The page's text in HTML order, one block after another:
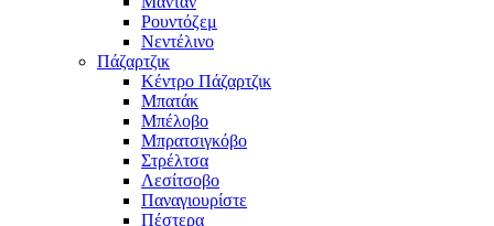
Ρουντόζεμ
Νεντέλινο
Πάζαρτζικ
Κέντρο Πάζαρτζικ
Μπατάκ
Μπέλοβο
Μπρατσιγκόβο
Στρέλτσα
Λεσίτσοβο
Παναγιουρίστε
Πέστερα